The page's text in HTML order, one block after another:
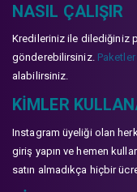
NASIL ÇALIŞIR
Kredileriniz ile dilediğiniz
gönderebilirsiniz. Paketler
alabilirsiniz.
KIMLER
Instagram üyeliği olan
giriş yapın ve hemen
satın almadıkça hiçbir